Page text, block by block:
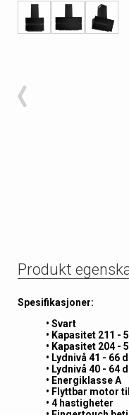
Produkt
Spesifikasjoner:
• Svart
• Kapasitet 211 -
• Kapasitet 204 -
• Lydnivå 41 - 66
• Lydnivå 40 - 64
• Energiklasse A
• Flyttbar motor
• 4 hastigheter